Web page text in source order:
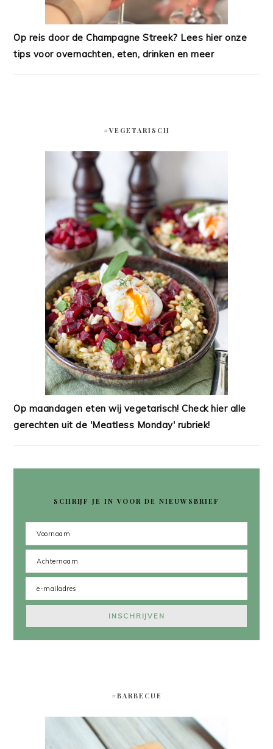
Op reis door de Champagne Streek? Lees hier onze
tips voor overnachten, eten, drinken en meer
#VEGETARISCH
Op maandagen eten wij vegetarisch! Check hier alle
gerechten uit de 'Meatless Monday' rubriek!
SCHRIJF JE IN VOOR DE NIEUWSBRIEF
#BARBECUE